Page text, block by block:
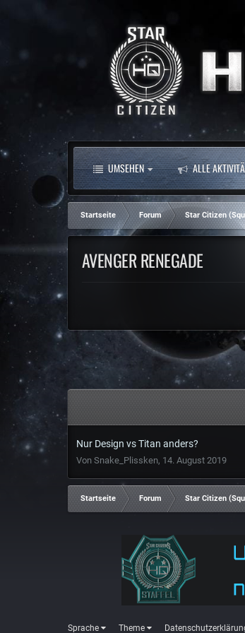
UMSEHEN ALLE
Startseite Forum Star Citizen
AVENGER RENEGADE
Nur Design vs Titan anders?
Von Snake_Plissken, 14. August 2019
Startseite Forum Star Citizen
Sprache Theme